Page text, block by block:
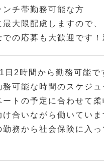
ンチ帯勤務可能な方
最大限配慮しますので
での応募も大歓迎です
日2時間から勤務可能で
務可能な時間のスケジ
ートの予定に合わせて柔
け合いながら働いてい
勤務から社会保険に入